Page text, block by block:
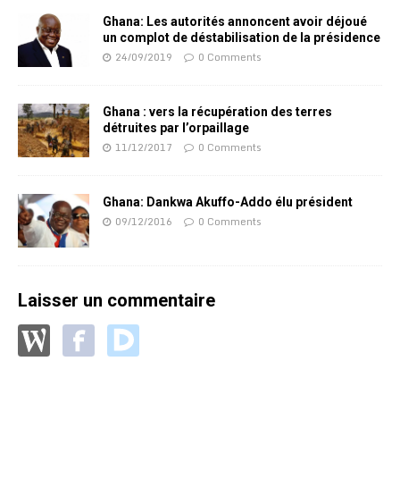
Ghana: Les autorités annoncent avoir déjoué
un complot de déstabilisation de la présidence
24/09/2019 0 Comments
Ghana : vers la récupération des terres
détruites par l’orpaillage
11/12/2017 0 Comments
Ghana: Dankwa Akuffo-Addo élu président
09/12/2016 0 Comments
Laisser un commentaire